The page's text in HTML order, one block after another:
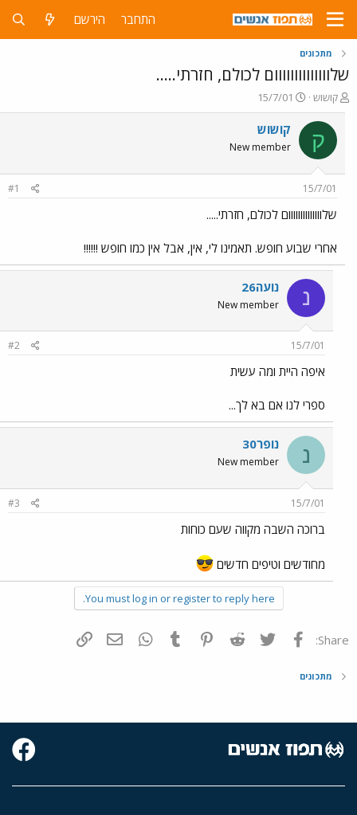
התחבר הירשם
מתכונים
שלוווווווווווווום לכולם, חזרתי.....
פ
ו
ת
ח
ה
ש
א
קושוש
פ
ו
ר
ם
ר
15/7/01
ק קושוש
New member
15/7/01
#1
שלוווווווווווווום לכולם, חזרתי.....
אחרי שבוע חופש. תאמינו לי, אין, אבל אין כמו חופש !!!!!!
נ נועה26
New member
15/7/01
#2
איפה היית ומה עשית
ספרי לנו אם בא לך...
נ נופר30
New member
15/7/01
#3
ברוכה השבה מקווה שעם כוחות
מחודשים וטיפים חדשים
You must log in or register to reply here.
Share: פייסבוק Twitter
Reddit
Pinterest
Tumblr
WhatsAppדואר אלקטרוני
מתכונים